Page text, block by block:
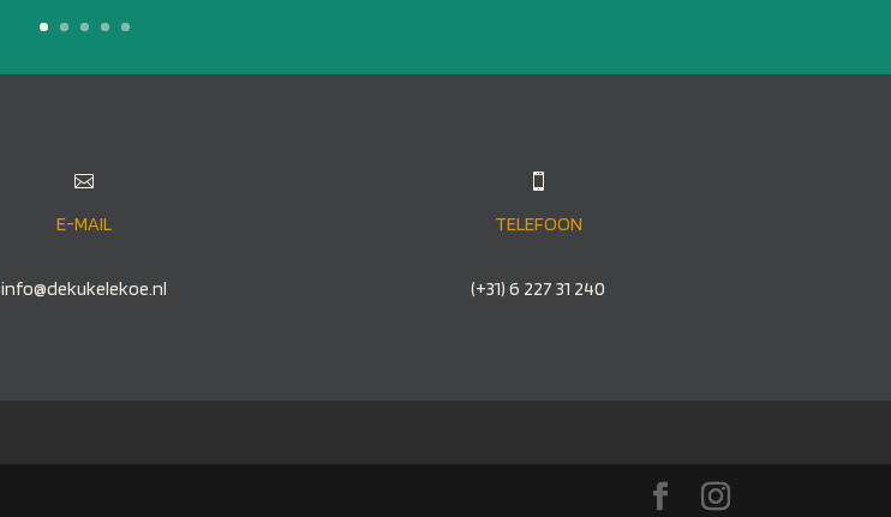

E-MAIL
info@dekukelekoe.nl

TELEFOON
(+31) 6 227 31 240